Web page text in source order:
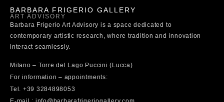
BARBARA FRIGERIO GALLERY
ART ADVISORY
Barbara Frigerio Art Advisory is a space dedicated to
contemporary artistic research, where tradition and innovation
interact seamlessly.
Milano – Torre del Lago Puccini (Lucca)
For information – appointments:
Tel. +39 3284898053